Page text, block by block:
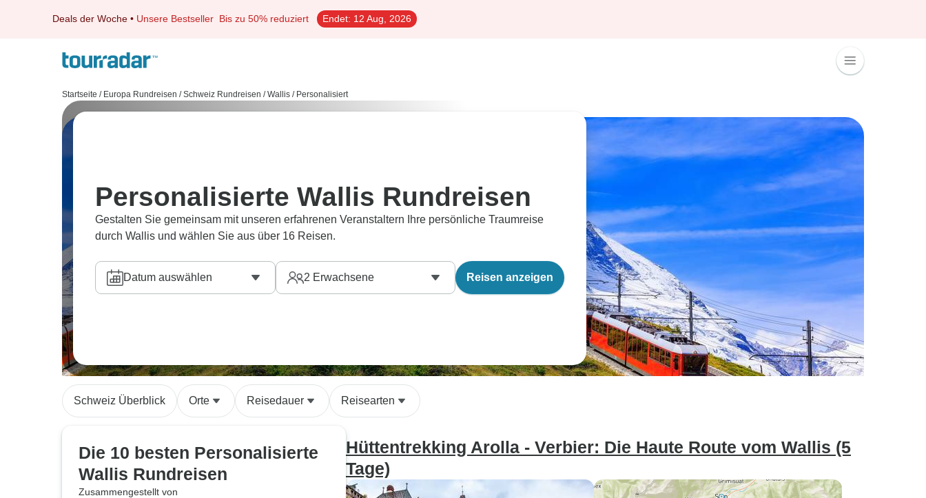
Deals der Woche • Unsere Bestseller Bis zu 50% reduziert Endet: 12 Aug, 2026
Startseite / Europa Rundreisen / Schweiz Rundreisen / Wallis / Personalisiert
Personalisierte Wallis Rundreisen
Gestalten Sie gemeinsam mit unseren erfahrenen Veranstaltern Ihre persönliche Traumreise
durch Wallis und wählen Sie aus über 16 Reisen.
Datum auswählen 2 Erwachsene Reisen anzeigen
Schweiz Überblick Orte Reisedauer Reisearten
Die 10 besten Personalisierte
Wallis Rundreisen
Zusammengestellt von
Hüttentrekking Arolla - Verbier: Die Haute Route vom Wallis (5
Tage)